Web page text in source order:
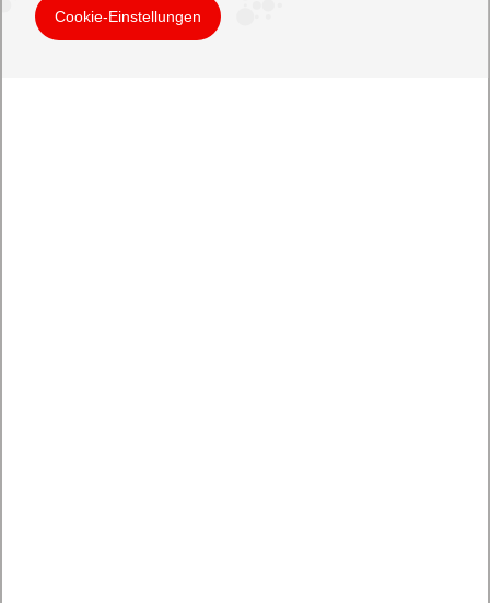
Cookie-Einstellungen